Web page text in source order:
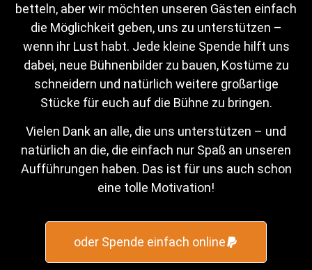
betteln, aber wir möchten unseren Gästen einfach
die Möglichkeit geben, uns zu unterstützen –
wenn ihr Lust habt. Jede kleine Spende hilft uns
dabei, neue Bühnenbilder zu bauen, Kostüme zu
schneidern und natürlich weitere großartige
Stücke für euch auf die Bühne zu bringen.
Vielen Dank an alle, die uns unterstützen – und
natürlich an die, die einfach nur Spaß an unseren
Aufführungen haben. Das ist für uns auch schon
eine tolle Motivation!
oder Spende einfach online